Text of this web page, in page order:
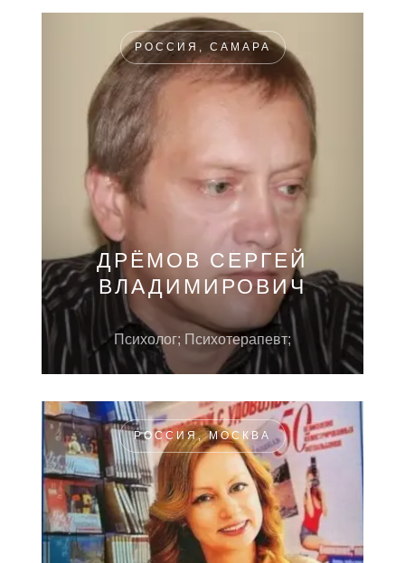
РОССИЯ, САМАРА
ДРЁМОВ СЕРГЕЙ
ВЛАДИМИРОВИЧ
Психолог; Психотерапевт;
РОССИЯ, МОСКВА